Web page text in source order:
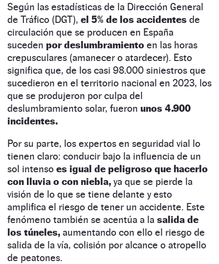
Según las estadísticas de la Dirección General
de Tráfico (DGT), el 5% de los accidentes de
circulación que se producen en España
suceden por deslumbramiento en las horas
crepusculares (amanecer o atardecer). Esto
significa que, de los casi 98.000 siniestros que
sucedieron en el territorio nacional en 2023, los
que se produjeron por culpa del
deslumbramiento solar, fueron unos 4.900
incidentes.
Por su parte, los expertos en seguridad vial lo
tienen claro: conducir bajo la influencia de un
sol intenso es igual de peligroso que hacerlo
con lluvia o con niebla, ya que se pierde la
visión de lo que se tiene delante y esto
amplifica el riesgo de tener un accidente. Este
fenómeno también se acentúa a la salida de
los túneles, aumentando con ello el riesgo de
salida de la vía, colisión por alcance o atropello
de peatones.